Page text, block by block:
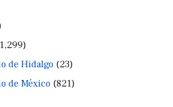
de Hidalgo (23)
de México (821)